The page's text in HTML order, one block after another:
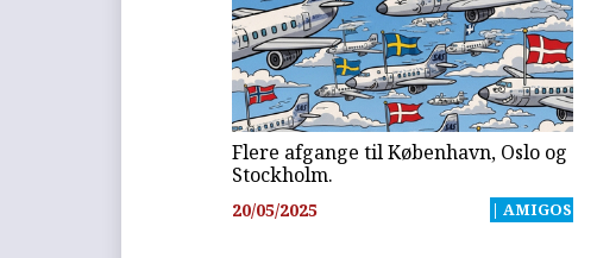
Flere afgange til København, Oslo og
Stockholm.
20/05/2025 | AMIGOS